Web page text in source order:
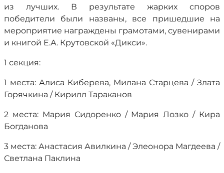
из лучших. В результате жарких споров
победители были названы, все пришедшие на
мероприятие награждены грамотами, сувенирами
и книгой Е.А. Крутовской «Дикси».
1 секция:
1 места: Алиса Киберева, Милана Старцева / Злата
Горячкина / Кирилл Тараканов
2 места: Мария Сидоренко / Мария Лозко / Кира
Богданова
3 места: Анастасия Авилкина / Элеонора Магдеева /
Светлана Паклина